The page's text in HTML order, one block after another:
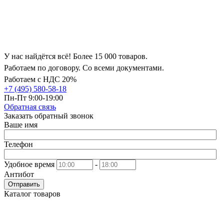
У нас найдётся всё! Более 15 000 товаров.
Работаем по договору. Со всеми документами.
Работаем с НДС 20%
+7 (495) 580-58-18
Пн-Пт 9:00-19:00
Обратная связь
Заказать обратный звонок
Ваше имя
Телефон
Удобное время
-
Антибот
Отправить
Каталог товаров